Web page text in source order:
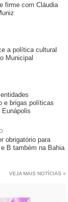
firme com Cláudia
a política cultural
Municipal
e brigas políticas
obrigatório para
B também na Bahia
VEJA MAIS NOTÍCIAS »